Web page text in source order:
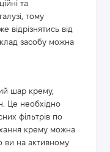
та
тому
відрізнятись від
засобу можна
шар крему,
Це необхідно
фільтрів по
крему можна
ви на активному